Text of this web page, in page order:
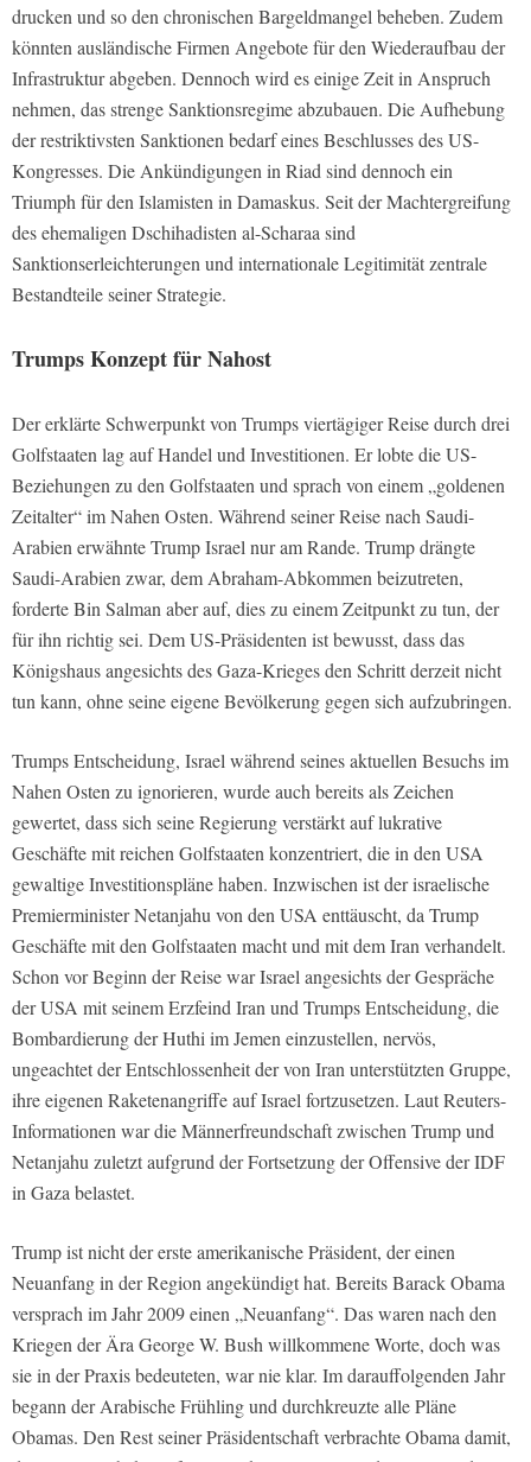
drucken und so den chronischen Bargeldmangel beheben. Zudem
könnten ausländische Firmen Angebote für den Wiederaufbau der
Infrastruktur abgeben. Dennoch wird es einige Zeit in Anspruch
nehmen, das strenge Sanktionsregime abzubauen. Die Aufhebung
der restriktivsten Sanktionen bedarf eines Beschlusses des US-
Kongresses. Die Ankündigungen in Riad sind dennoch ein
Triumph für den Islamisten in Damaskus. Seit der Machtergreifung
des ehemaligen Dschihadisten al-Scharaa sind
Sanktionserleichterungen und internationale Legitimität zentrale
Bestandteile seiner Strategie.
Trumps Konzept für Nahost
Der erklärte Schwerpunkt von Trumps viertägiger Reise durch drei
Golfstaaten lag auf Handel und Investitionen. Er lobte die US-
Beziehungen zu den Golfstaaten und sprach von einem „goldenen
Zeitalter“ im Nahen Osten. Während seiner Reise nach Saudi-
Arabien erwähnte Trump Israel nur am Rande. Trump drängte
Saudi-Arabien zwar, dem Abraham-Abkommen beizutreten,
forderte Bin Salman aber auf, dies zu einem Zeitpunkt zu tun, der
für ihn richtig sei. Dem US-Präsidenten ist bewusst, dass das
Königshaus angesichts des Gaza-Krieges den Schritt derzeit nicht
tun kann, ohne seine eigene Bevölkerung gegen sich aufzubringen.
Trumps Entscheidung, Israel während seines aktuellen Besuchs im
Nahen Osten zu ignorieren, wurde auch bereits als Zeichen
gewertet, dass sich seine Regierung verstärkt auf lukrative
Geschäfte mit reichen Golfstaaten konzentriert, die in den USA
gewaltige Investitionspläne haben. Inzwischen ist der israelische
Premierminister Netanjahu von den USA enttäuscht, da Trump
Geschäfte mit den Golfstaaten macht und mit dem Iran verhandelt.
Schon vor Beginn der Reise war Israel angesichts der Gespräche
der USA mit seinem Erzfeind Iran und Trumps Entscheidung, die
Bombardierung der Huthi im Jemen einzustellen, nervös,
ungeachtet der Entschlossenheit der von Iran unterstützten Gruppe,
ihre eigenen Raketenangriffe auf Israel fortzusetzen. Laut Reuters-
Informationen war die Männerfreundschaft zwischen Trump und
Netanjahu zuletzt aufgrund der Fortsetzung der Offensive der IDF
in Gaza belastet.
Trump ist nicht der erste amerikanische Präsident, der einen
Neuanfang in der Region angekündigt hat. Bereits Barack Obama
versprach im Jahr 2009 einen „Neuanfang“. Das waren nach den
Kriegen der Ära George W. Bush willkommene Worte, doch was
sie in der Praxis bedeuteten, war nie klar. Im darauffolgenden Jahr
begann der Arabische Frühling und durchkreuzte alle Pläne
Obamas. Den Rest seiner Präsidentschaft verbrachte Obama damit,